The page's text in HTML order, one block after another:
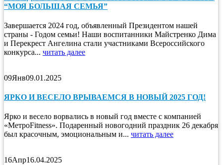
“МОЯ БОЛЬШАЯ СЕМЬЯ”
Завершается 2024 год, объявленный Президентом нашей
страны - Годом семьи! Наши воспитанники Майстренко Дима
и Перекрест Ангелина стали участниками Всероссийского
конкурса... читать далее
09Янв09.01.2025
ЯРКО И ВЕСЕЛО ВРЫВАЕМСЯ В НОВЫЙ 2025 ГОД!
Ярко и весело ворвались в новый год вместе с компанией
«МетроFitness». Подаренный новогодний праздник 26 декабря
был красочным, эмоциональным и... читать далее
16Апр16.04.2025